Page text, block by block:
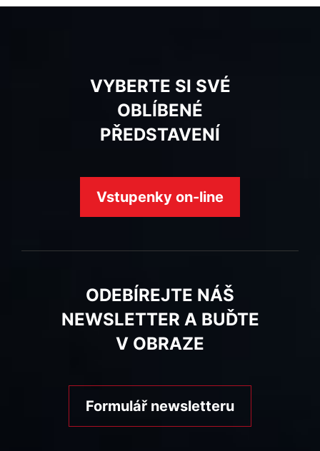
VYBERTE SI SVÉ
OBLÍBENÉ
PŘEDSTAVENÍ
Vstupenky on-line
ODEBÍREJTE NÁŠ
NEWSLETTER A BUĎTE
V OBRAZE
Formulář newsletteru